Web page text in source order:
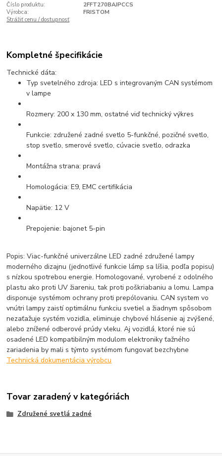
Číslo produktu:
2FFT270BAJPCCS
Výrobca:
FRISTOM
Strážiť cenu / dostupnosť
Kompletné špecifikácie
Technické dáta:
Typ svetelného zdroja: LED s integrovaným CAN systémom
v lampe
Rozmery: 200 x 130 mm, ostatné viď technický výkres
Funkcie: združené zadné svetlo 5-funkčné, pozičné svetlo,
stop svetlo, smerové svetlo, cúvacie svetlo, odrazka
Montážna strana: pravá
Homologácia: E9, EMC certifikácia
Napätie: 12 V
Prepojenie: bajonet 5-pin
Popis: Viac-funkčné univerzálne LED zadné združené lampy
moderného dizajnu (jednotlivé funkcie lámp sa líšia, podľa popisu)
s nízkou spotrebou energie. Homologované, vyrobené z odolného
plastu ako proti UV žiareniu, tak proti poškriabaniu a lomu. Lampa
disponuje systémom ochrany proti prepólovaniu. CAN system vo
vnútri lampy zaistí optimálnu funkciu svetiel a žiadnym spôsobom
nezaťažuje systém vozidla, eliminuje chybové hlásenie aj zvýšené,
alebo znížené odberové prúdy vleku. Aj vozidlá, ktoré nie sú
osadené LED kompatibilným modulom elektroniky ťažného
zariadenia by mali s týmto systémom fungovať bezchybne
Technická dokumentácia výrobcu
Tovar zaradený v kategóriách
Združené svetlá zadné